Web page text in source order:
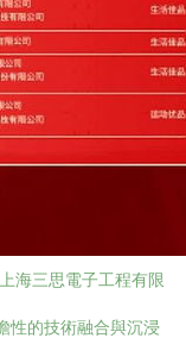
海三思電子工程有限
性的技術融合與沉浸